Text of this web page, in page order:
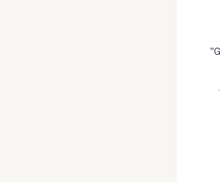
مینوفیکچرر/کسان۔ اگر واقعی معلوم نہیں ہے کہ کون سا فارم لوڈ ہوگا تو "Grower unknown"